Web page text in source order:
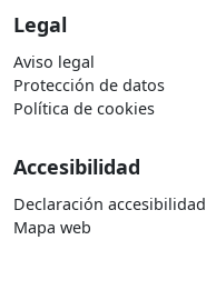
Legal
Aviso legal
Protección de datos
Política de cookies
Accesibilidad
Declaración accesibilidad
Mapa web